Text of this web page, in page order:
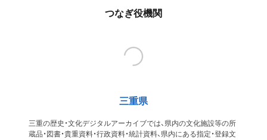
つなぎ役機関
三重県
三重の歴史・文化デジタルアーカイブでは、県内の文化施設等の所
蔵品・図書・貴重資料・行政資料・統計資料、県内にある指定・登録文